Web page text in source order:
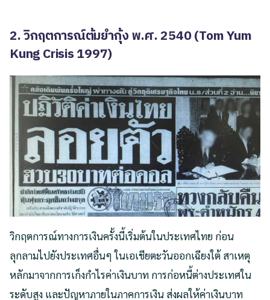
2.วิกฤตการณ์ต้มยำกุ้ง พ.ศ. 2540 (Tom Yum
Kung Crisis 1997)
วิกฤตการณ์ทางการเงินครั้งนี้เริ่มต้นในประเทศไทย ก่อน
ลุกลามไปยังประเทศอื่นๆ ในเอเชียตะวันออกเฉียงใต้ สาเหตุ
หลักมาจากการเก็งกำไรค่าเงินบาท การก่อหนี้ต่างประเทศใน
ระดับสูง และปัญหาภายในภาคการเงิน ส่งผลให้ค่าเงินบาท